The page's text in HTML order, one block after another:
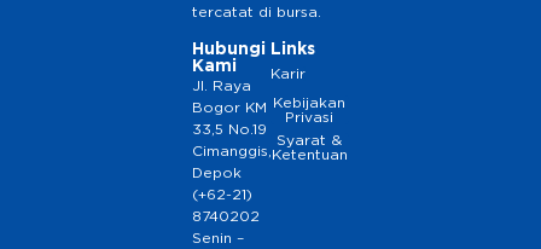
tercatat di bursa.
Hubungi
Kami
Jl. Raya
Bogor KM
33,5 No.19
Cimanggis,
Depok
(+62-21)
8740202
Senin –
Links
Karir
Kebijakan
Privasi
Syarat &
Ketentuan